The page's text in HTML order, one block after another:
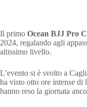
Il primo Ocean BJJ Pro
2024, regalando agli
altissimo livello.
L’evento si è svolto a
ha visto otto ore intense di
hanno reso la giornata